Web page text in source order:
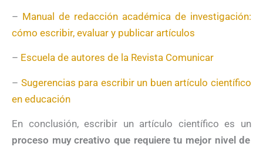
– Manual de redacción académica de investigación:
cómo escribir, evaluar y publicar artículos
– Escuela de autores de la Revista Comunicar
– Sugerencias para escribir un buen artículo científico
en educación
En conclusión, escribir un artículo científico es un
proceso muy creativo que requiere tu mejor nivel de